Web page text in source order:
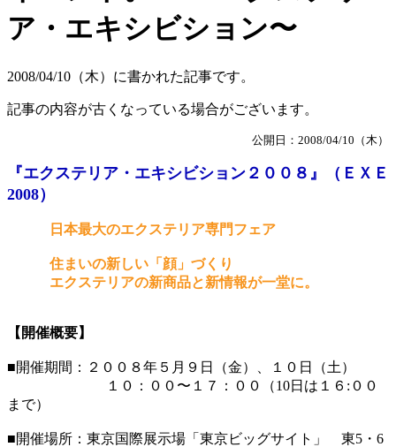
ア・エキシビション〜
2008/04/10（木）に書かれた記事です。
記事の内容が古くなっている場合がございます。
公開日：2008/04/10（木）
『エクステリア・エキシビション２００８』（ＥＸＥ
2008）
日本最大のエクステリア専門フェア
住まいの新しい「顔」づくり
エクステリアの新商品と新情報が一堂に。
【開催概要】
■開催期間：２００８年５月９日（金）、１０日（土）
１０：００〜１７：００（10日は１６:００
まで）
■開催場所：東京国際展示場「東京ビッグサイト」 東5・6